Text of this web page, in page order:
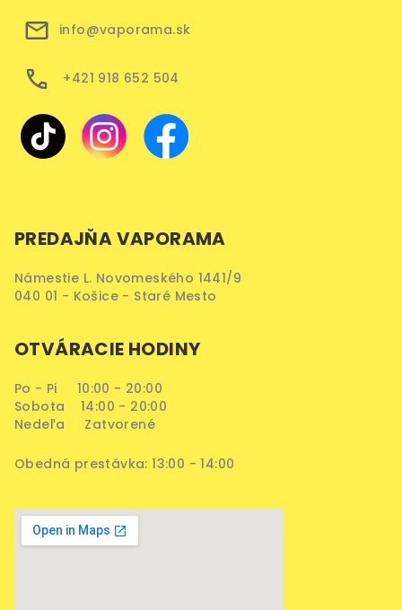
info@vaporama.sk
+421 918 652 504
PREDAJŇA VAPORAMA
Námestie L. Novomeského 1441/9
040 01 - Košice - Staré Mesto
OTVÁRACIE HODINY
Po - Pi 10:00 - 20:00
Sobota 14:00 - 20:00
Nedeľa Zatvorené
Obedná prestávka: 13:00 - 14:00